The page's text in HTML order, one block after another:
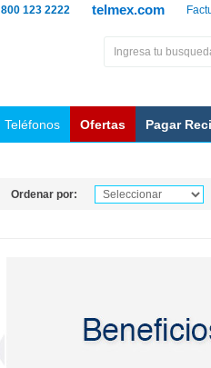
telmex.com
800 123 2222
Teléfonos Ofertas Pagar
Ordenar por: